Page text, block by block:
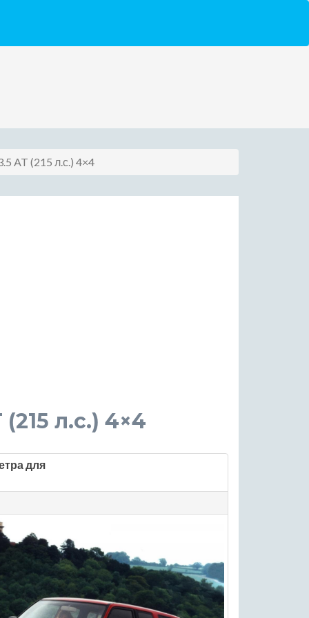
AT (215 л.с.) 4×4
л.с.) 4×4
для